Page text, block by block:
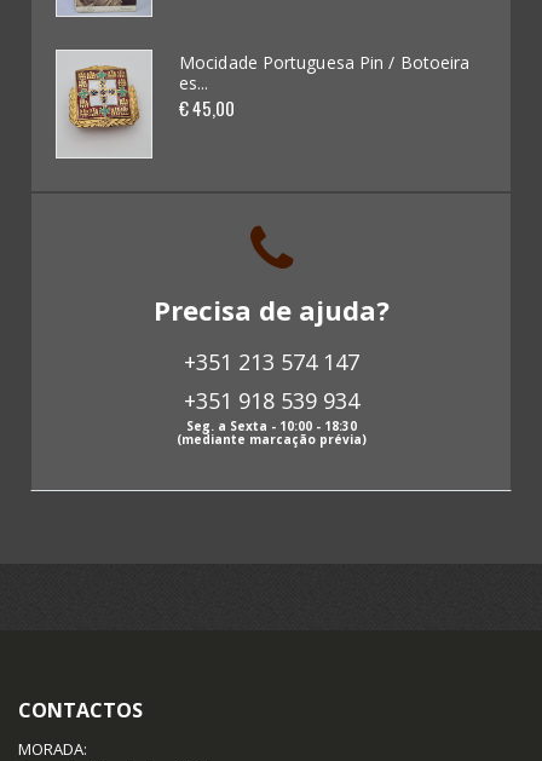
Kits / Modelismo (46)
Cadernetas e Cromos (16)
Revistas antigas (0)
Papeis antigos (63)
Fotografias antigas (3)
Notas (19)
Mocidade Portuguesa Pin / Botoeira
es...
€ 45,00
Precisa de ajuda?
+351 213 574 147
+351 918 539 934
Seg. a Sexta - 10:00 - 18:30
(mediante marcação prévia)
CONTACTOS
MORADA: